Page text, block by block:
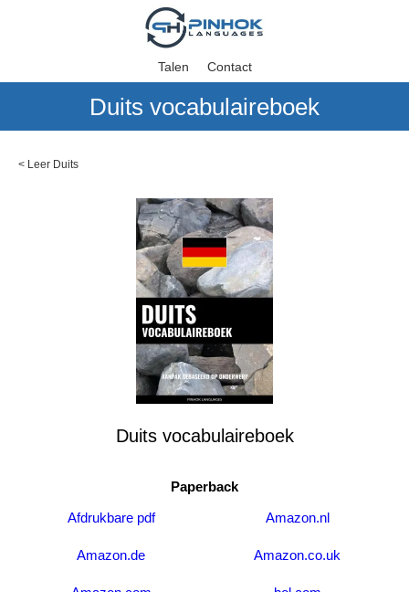
Talen Contact
Duits vocabulaireboek
< Leer Duits
Duits vocabulaireboek
Paperback
Afdrukbare pdf
Amazon.nl
Amazon.de Amazon.co.uk